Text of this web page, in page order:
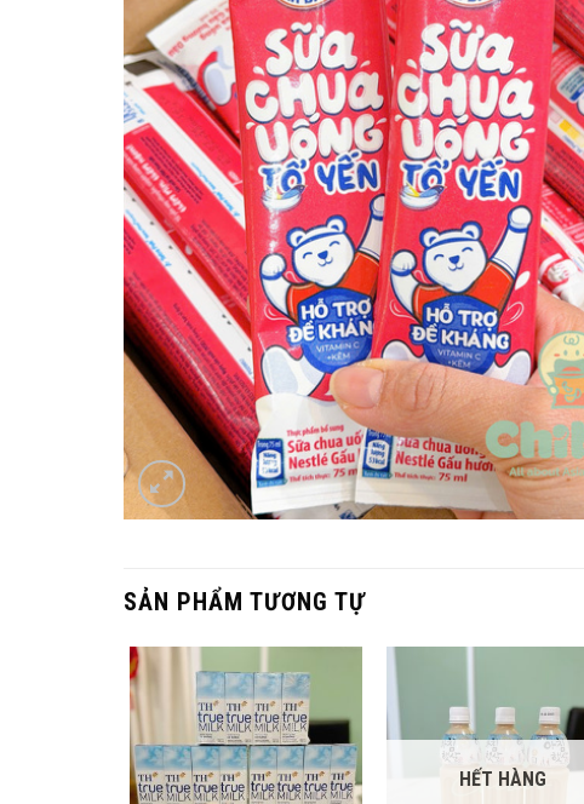
SẢN PHẨM TƯƠNG TỰ
HẾT HÀNG